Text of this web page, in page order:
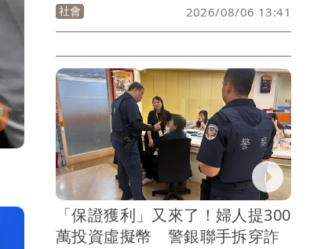
歷經近3年奔走，新北市政府完成審議
後，決議基於公共利益及校園安全教育需
中公開受害學生姓名，讓過去只能以「楊
姓國中生」稱呼的受害者，正式以本名
「楊承勳」被社會記住。
社會 2026/08/06 13:41
「保證獲利」又來了！婦人提300
萬投資虛擬幣 警銀聯手拆穿詐